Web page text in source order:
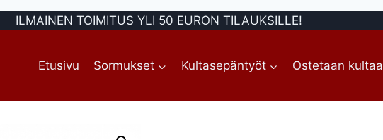
ILMAINEN TOIMITUS YLI 50 EURON TILAUKSILLE!
Etusivu Sormukset Kultasepäntyöt Ostetaan kultaa